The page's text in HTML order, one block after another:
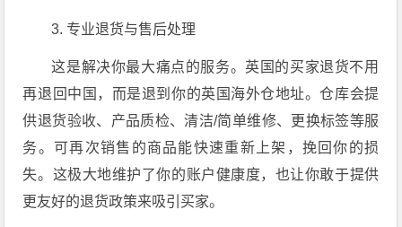
3. 专业退货与售后处理
这是解决你最大痛点的服务。英国的买家退货不用
再退回中国，而是退到你的英国海外仓地址。仓库会提
供退货验收、产品质检、清洁/简单维修、更换标签等服
务。可再次销售的商品能快速重新上架，挽回你的损
失。这极大地维护了你的账户健康度，也让你敢于提供
更友好的退货政策来吸引买家。